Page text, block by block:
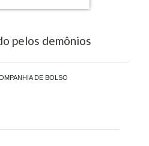
pelos demônios
DE BOLSO